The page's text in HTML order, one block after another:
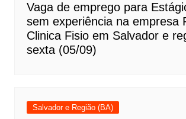
Vaga de emprego para
sem experiência na empresa
Clinica Fisio em Salvador e
sexta (05/09)
Salvador e Região (BA)